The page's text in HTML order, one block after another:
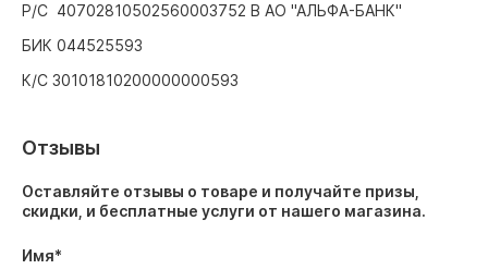
Р/С 40702810502560003752 В АО "АЛЬФА-БАНК"
БИК 044525593
К/С 30101810200000000593
Отзывы
Оставляйте отзывы о товаре и получайте призы,
скидки, и бесплатные услуги от нашего магазина.
Имя*